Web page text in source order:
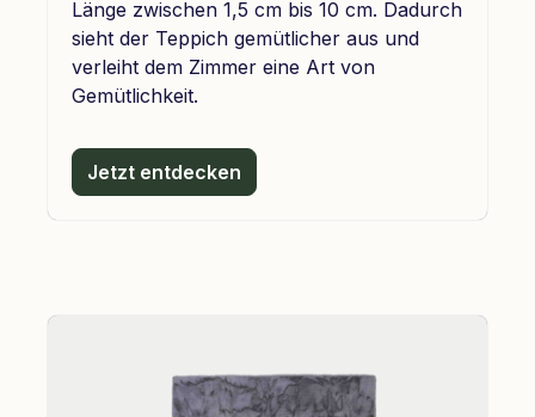
Länge zwischen 1,5 cm bis 10 cm. Dadurch
sieht der Teppich gemütlicher aus und
verleiht dem Zimmer eine Art von
Gemütlichkeit.
Jetzt entdecken